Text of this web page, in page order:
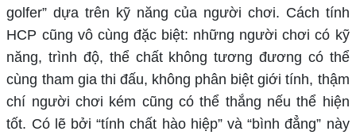
golfer” dựa trên kỹ năng của người chơi. Cách tính
HCP cũng vô cùng đặc biệt: những người chơi có kỹ
năng, trình độ, thể chất không tương đương có thể
cùng tham gia thi đấu, không phân biệt giới tính, thậm
chí người chơi kém cũng có thể thắng nếu thể hiện
tốt. Có lẽ bởi “tính chất hào hiệp” và “bình đẳng” này